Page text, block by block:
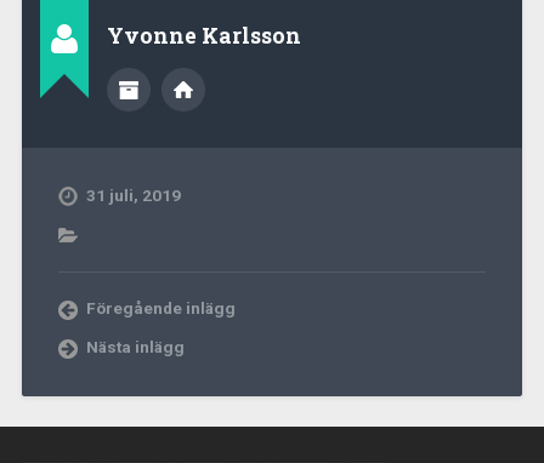
Yvonne Karlsson
31 juli, 2019
Föregående inlägg
Nästa inlägg